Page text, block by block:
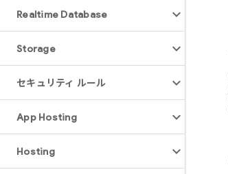
Realtime Database
Storage
セキュリティ ルール
App Hosting
Hosting